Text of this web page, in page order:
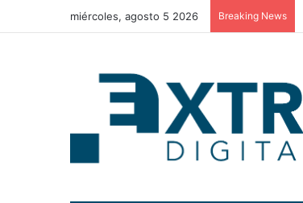
miércoles, agosto 5 2026 Breaking News